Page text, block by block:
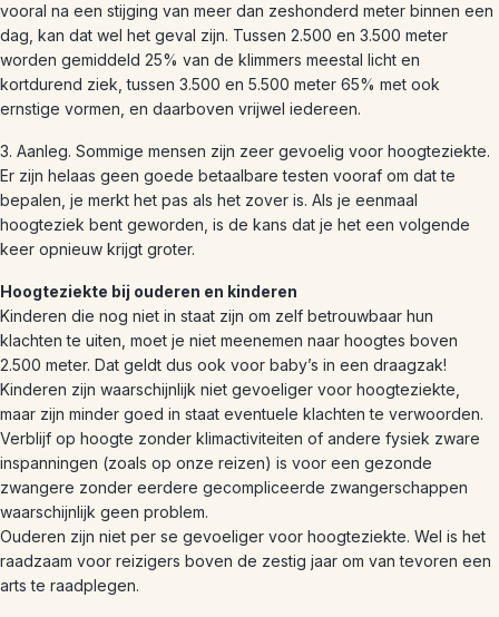
vooral na een stijging van meer dan zeshonderd meter binnen een
dag, kan dat wel het geval zijn. Tussen 2.500 en 3.500 meter
worden gemiddeld 25% van de klimmers meestal licht en
kortdurend ziek, tussen 3.500 en 5.500 meter 65% met ook
ernstige vormen, en daarboven vrijwel iedereen.
3. Aanleg. Sommige mensen zijn zeer gevoelig voor hoogteziekte.
Er zijn helaas geen goede betaalbare testen vooraf om dat te
bepalen, je merkt het pas als het zover is. Als je eenmaal
hoogteziek bent geworden, is de kans dat je het een volgende
keer opnieuw krijgt groter.
Hoogteziekte bij ouderen en kinderen
Kinderen die nog niet in staat zijn om zelf betrouwbaar hun
klachten te uiten, moet je niet meenemen naar hoogtes boven
2.500 meter. Dat geldt dus ook voor baby’s in een draagzak!
Kinderen zijn waarschijnlijk niet gevoeliger voor hoogteziekte,
maar zijn minder goed in staat eventuele klachten te verwoorden.
Verblijf op hoogte zonder klimactiviteiten of andere fysiek zware
inspanningen (zoals op onze reizen) is voor een gezonde
zwangere zonder eerdere gecompliceerde zwangerschappen
waarschijnlijk geen problem.
Ouderen zijn niet per se gevoeliger voor hoogteziekte. Wel is het
raadzaam voor reizigers boven de zestig jaar om van tevoren een
arts te raadplegen.